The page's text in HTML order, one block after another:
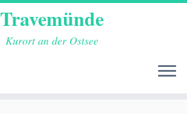
Travemünde
Kurort an der Ostsee